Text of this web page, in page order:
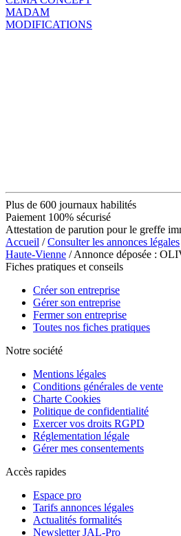
MADAM
MODIFICATIONS
Plus de 600 journaux habilités
Paiement 100% sécurisé
Attestation de parution pour le greffe
Accueil /Consulter les annonces légales
Haute-Vienne / Annonce déposée :
Fiches pratiques et conseils
Créer son entreprise
Gérer son entreprise
Fermer son entreprise
Toutes nos fiches pratiques
Notre société
Mentions légales
Conditions générales de vente
Charte Cookies
Politique de confidentialité
Exercer vos droits RGPD
Réglementation légale
Gérer mes consentements
Accès rapides
Espace pro
Tarifs annonces légales
Actualités formalités
Newsletter JAL-Pro